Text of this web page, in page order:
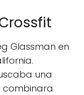
Glassman en
una
combinara